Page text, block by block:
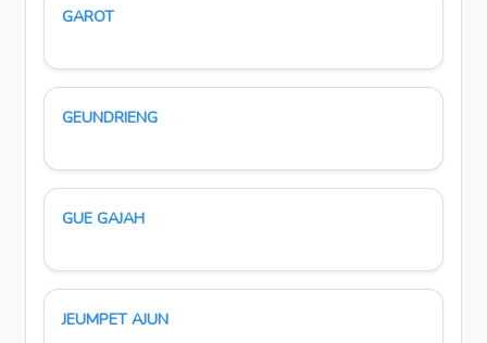
GAROT
GEUNDRIENG
GUE GAJAH
JEUMPET AJUN